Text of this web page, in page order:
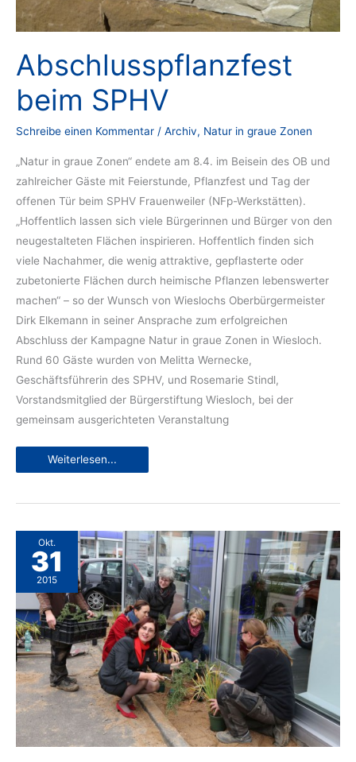
Abschlusspflanzfest
beim SPHV
Schreibe einen Kommentar / Archiv, Natur in graue Zonen
„Natur in graue Zonen“ endete am 8.4. im Beisein des OB und
zahlreicher Gäste mit Feierstunde, Pflanzfest und Tag der
offenen Tür beim SPHV Frauenweiler (NFp-Werkstätten).
„Hoffentlich lassen sich viele Bürgerinnen und Bürger von den
neugestalteten Flächen inspirieren. Hoffentlich finden sich
viele Nachahmer, die wenig attraktive, gepflasterte oder
zubetonierte Flächen durch heimische Pflanzen lebenswerter
machen“ – so der Wunsch von Wieslochs Oberbürgermeister
Dirk Elkemann in seiner Ansprache zum erfolgreichen
Abschluss der Kampagne Natur in graue Zonen in Wiesloch.
Rund 60 Gäste wurden von Melitta Wernecke,
Geschäftsführerin des SPHV, und Rosemarie Stindl,
Vorstandsmitglied der Bürgerstiftung Wiesloch, bei der
gemeinsam ausgerichteten Veran­staltung
Abschlusspflanzfest
beim
Weiterlesen...
Okt.
31
2015